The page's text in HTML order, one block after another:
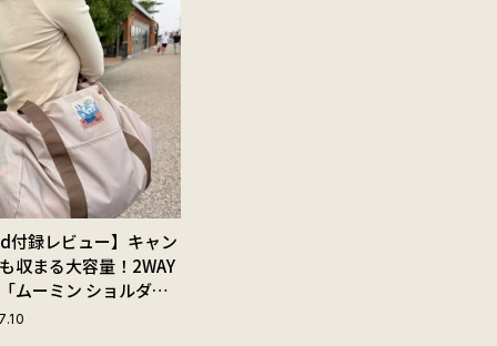
付録レビュー】キャン
収まる大容量！2WAY
ムーミン ショルダー
プ付きボストンバッ